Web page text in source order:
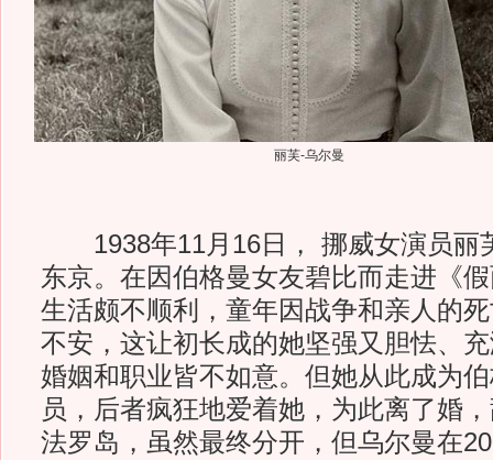
丽芙-乌尔曼
1938年11月16日， 挪威女演员丽
东京。在因伯格曼女友碧比而走进《
生活颇不顺利，童年因战争和亲人的
不安，这让初长成的她坚强又胆怯、
婚姻和职业皆不如意。但她从此成为
员，后者疯狂地爱着她，为此离了婚
法罗岛，虽然最终分开，但乌尔曼在